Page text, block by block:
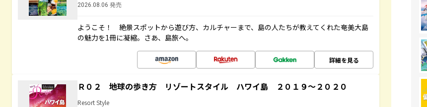
2026.08.06 発売
ようこそ！ 絶景スポットから遊び方、カルチャーまで、島の人たちが教えてくれた奄美大島
の魅力を1冊に凝縮。さあ、島旅へ。
詳細を見る
Ｒ０２ 地球の歩き方 リゾートスタイル ハワイ島 ２０１９～２０２０
Resort Style